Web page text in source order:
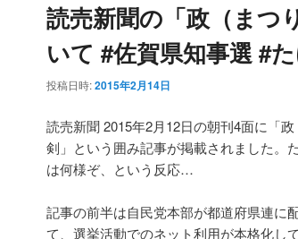
コ
テ
ン
ツ
ン
ン
ツ
へ
読売新聞の「政（まつ
いて #佐賀県知事選 #
投稿日時:2015年2月14日
読売新聞 2015年2月12日の朝刊4面に「
剣」という囲み記事が掲載されました。
は何様ぞ、という反応…
記事の前半は自民党本部が都道府県連に
て、選挙活動でのネット利用が本格化し